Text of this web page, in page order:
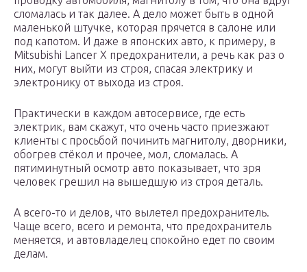
сломалась и так далее. А дело может быть в одной
маленькой штучке, которая прячется в салоне или
под капотом. И даже в японских авто, к примеру, в
Mitsubishi Lancer X предохранители, а речь как раз о
них, могут выйти из строя, спасая электрику и
электронику от выхода из строя.
Практически в каждом автосервисе, где есть
электрик, вам скажут, что очень часто приезжают
клиенты с просьбой починить магнитолу, дворники,
обогрев стёкол и прочее, мол, сломалась. А
пятиминутный осмотр авто показывает, что зря
человек грешил на вышедшую из строя деталь.
А всего-то и делов, что вылетел предохранитель.
Чаще всего, всего и ремонта, что предохранитель
меняется, и автовладелец спокойно едет по своим
делам.